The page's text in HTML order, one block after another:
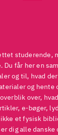
studerende,
får her en
og til, hvad
og hente
over,
e-bøger,
et fysisk
dig alle